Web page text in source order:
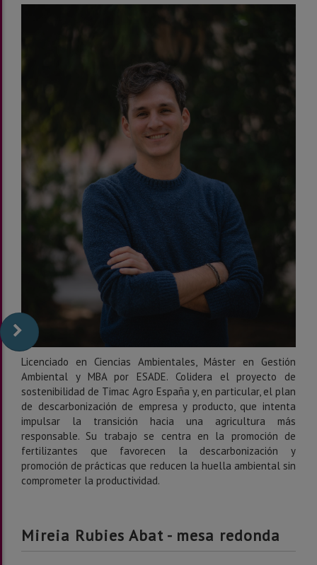
Licenciado en Ciencias Ambientales, Máster en Gestión
Ambiental y MBA por ESADE. Colidera el proyecto de
sostenibilidad de Timac Agro España y, en particular, el plan
de descarbonización de empresa y producto, que intenta
impulsar la transición hacia una agricultura más
responsable. Su trabajo se centra en la promoción de
fertilizantes que favorecen la descarbonización y
promoción de prácticas que reducen la huella ambiental sin
comprometer la productividad.
Mireia Rubies Abat - mesa redonda